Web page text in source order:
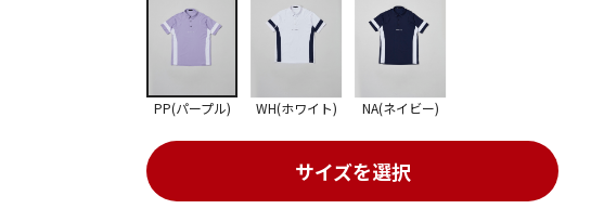
サイズを選択
PP(パープル) WH(ホワイト) NA(ネイビー)